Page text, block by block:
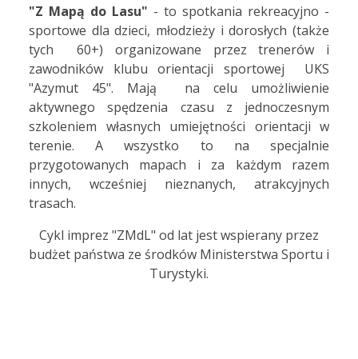
"Z Mapą do Lasu" - to spotkania rekreacyjno -
sportowe dla dzieci, młodzieży i dorosłych (także
tych 60+) organizowane przez trenerów i
zawodników klubu orientacji sportowej UKS
"Azymut 45". Mają na celu umożliwienie
aktywnego spędzenia czasu z jednoczesnym
szkoleniem własnych umiejętności orientacji w
terenie. A wszystko to na specjalnie
przygotowanych mapach i za każdym razem
innych, wcześniej nieznanych, atrakcyjnych
trasach.
Cykl imprez "ZMdL" od lat jest wspierany przez
budżet państwa ze środków Ministerstwa Sportu i
Turystyki.